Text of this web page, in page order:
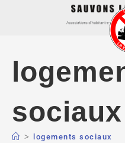
sociaux
> logements sociaux